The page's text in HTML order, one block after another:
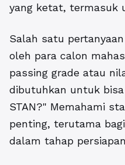
yang ketat, termasuk
Salah satu
oleh para calon
passing grade atau
dibutuhkan untuk
STAN?" Memahami
penting, terutama
dalam tahap